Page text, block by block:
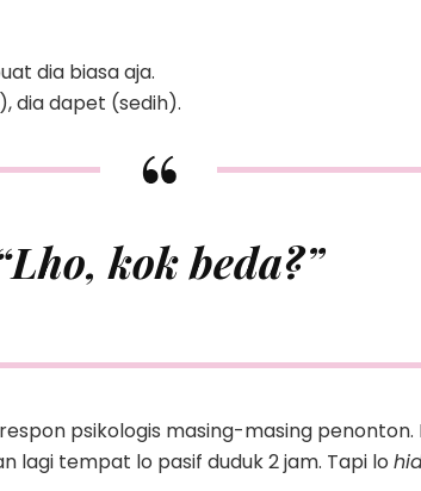
dia biasa aja.
dia dapet (sedih).
kok beda?”
psikologis masing-masing penonton.
lagi tempat lo pasif duduk 2 jam. Tapi lo